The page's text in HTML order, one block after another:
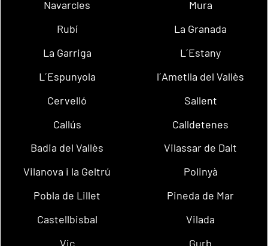
Navarcles
Mura
Rubí
La Granada
La Garriga
L´Estany
L´Espunyola
l´Ametlla del Vallès
Cervelló
Sallent
Callús
Calldetenes
Badia del Vallès
Vilassar de Dalt
Vilanova i la Geltrú
Polinyà
Pobla de Lillet
Pineda de Mar
Castellbisbal
Vilada
Vic
Gurb